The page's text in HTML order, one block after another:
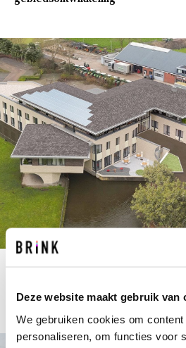
Deze website maakt gebruik van
We gebruiken cookies om
personaliseren, om functies voor
Van gemeentehuis naar